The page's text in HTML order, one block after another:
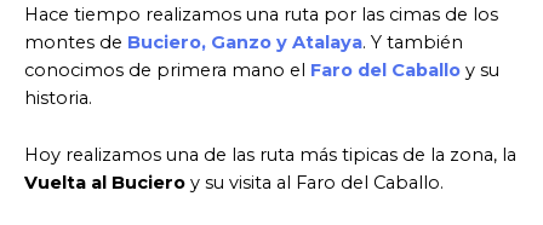
Hace tiempo realizamos una ruta por las cimas de los
montes de Buciero, Ganzo y Atalaya. Y también
conocimos de primera mano el Faro del Caballo y su
historia.
Hoy realizamos una de las ruta más tipicas de la zona, la
Vuelta al Buciero y su visita al Faro del Caballo.